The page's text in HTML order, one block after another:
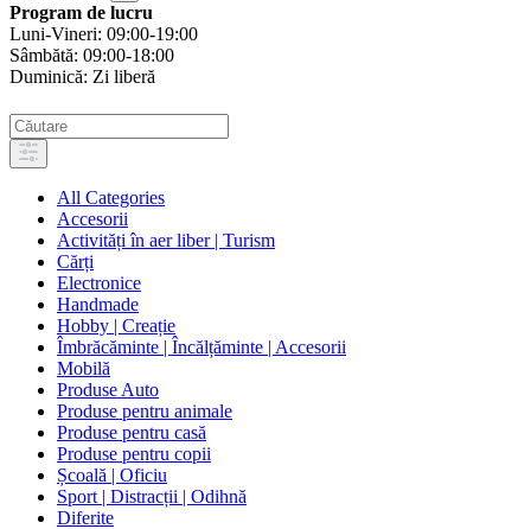
Program de lucru
Luni-Vineri: 09:00-19:00
Sâmbătă: 09:00-18:00
Duminică: Zi liberă
All Categories
Accesorii
Activități în aer liber | Turism
Cărți
Electronice
Handmade
Hobby | Creație
Îmbrăcăminte | Încălțăminte | Accesorii
Mobilă
Produse Auto
Produse pentru animale
Produse pentru casă
Produse pentru copii
Școală | Oficiu
Sport | Distracții | Odihnă
Diferite